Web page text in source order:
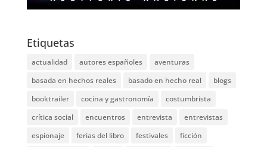
Etiquetas
actualidad autores españoles
aventuras
basada en hechos reales
basado en hecho real
blogs
booktrailer
cocina y gastronomía
costumbrista
crítica social
encuentros entrevista
entrevistas
espionaje
ferias del libro festivales
ficción